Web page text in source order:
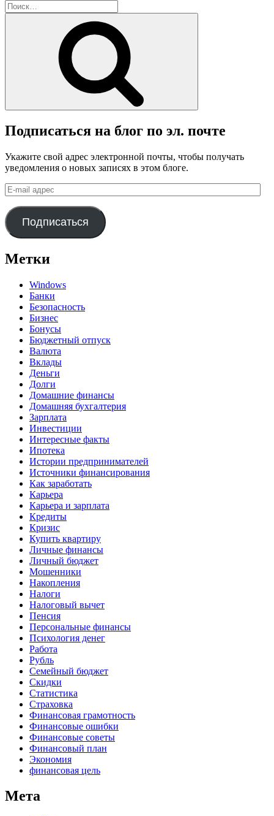
блога
Искать:
Подписаться на блог по эл. почте
Укажите свой адрес электронной почты, чтобы получать
уведомления о новых записях в этом блоге.
E-
mail
адрес
Подписаться
Метки
Windows
Банки
Безопасность
Бизнес
Бонусы
Бюджетный отпуск
Валюта
Вклады
Деньги
Долги
Домашние финансы
Домашняя бухгалтерия
Зарплата
Инвестиции
Интересные факты
Ипотека
Истории предпринимателей
Источники финансирования
Как заработать
Карьера
Карьера и зарплата
Кредиты
Кризис
Купить квартиру
Личные финансы
Личный бюджет
Мошенники
Накопления
Налоги
Налоговый вычет
Пенсия
Персональные финансы
Психология денег
Работа
Рубль
Семейный бюджет
Скидки
Статистика
Страховка
Финансовая грамотность
Финансовые ошибки
Финансовые советы
Финансовый план
Экономия
финансовая цель
Мета